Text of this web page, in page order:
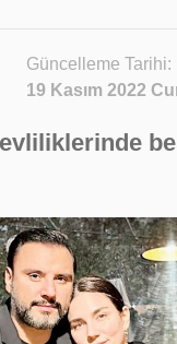
Güncelleme Tarihi:
19 Kasım 2022